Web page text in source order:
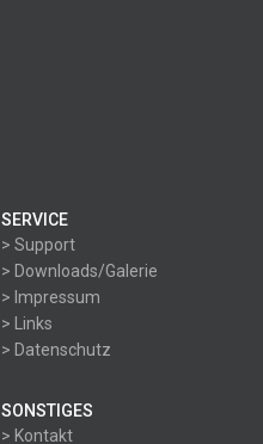
SERVICE
> Support
> Downloads/Galerie
> Impressum
> Links
> Datenschutz
SONSTIGES
> Kontakt